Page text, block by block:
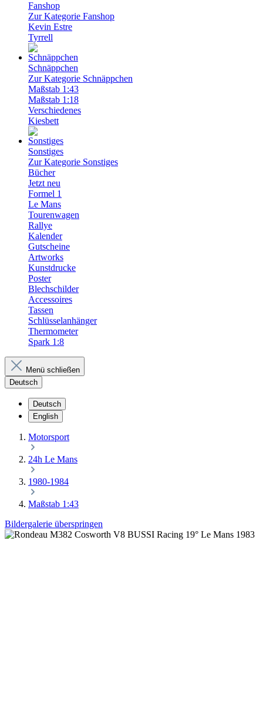
Fanshop
Zur Kategorie Fanshop
Kevin Estre
Tyrrell
Schnäppchen
Zur Kategorie Schnäppchen
Maßstab 1:43
Maßstab 1:18
Verschiedenes
Kiesbett
Sonstiges
Zur Kategorie Sonstiges
Bücher
Jetzt neu
Formel 1
Le Mans
Tourenwagen
Rallye
Kalender
Gutscheine
Artworks
Kunstdrucke
Poster
Blechschilder
Accessoires
Tassen
Schlüsselanhänger
Thermometer
Spark 1:8
Menü schließen
Deutsch
Deutsch
English
Motorsport
24h Le Mans
1980-1984
Maßstab 1:43
Bildergalerie überspringen